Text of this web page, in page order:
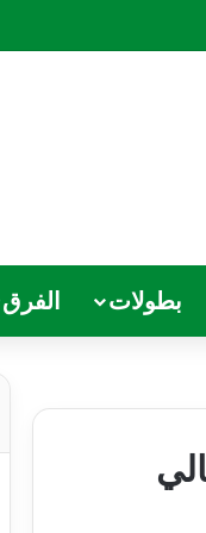
بطولات الفرق